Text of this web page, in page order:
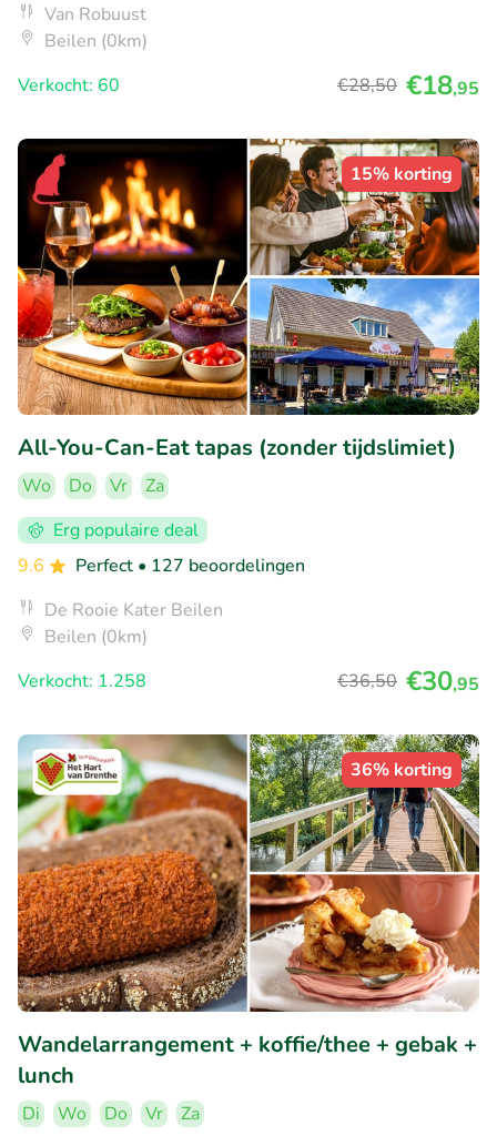
Van Robuust
Beilen (0km)
Verkocht: 60
€28,50 €18,95
15% korting
All-You-Can-Eat tapas (zonder tijdslimiet)
Wo Do Vr
Za
Erg populaire deal
9.6
Perfect • 127 beoordelingen
De Rooie Kater Beilen
Beilen (0km)
Verkocht: 1.258
€36,50 €30,95
36% korting
Wandelarrangement + koffie/thee + gebak +
lunch
Di Wo Do Vr
Za